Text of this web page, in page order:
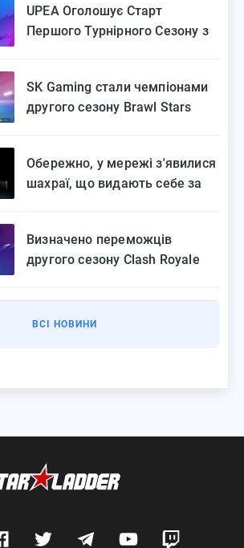
UPEA Оголошує Старт
Першого Турнірного Сезону з
SK Gaming стали чемпіонами
другого сезону Brawl Stars
Обережно, у мережі з'явилися
шахраї, що видають себе за
Визначено переможців
другого сезону Clash Royale
ВСІ НОВИНИ